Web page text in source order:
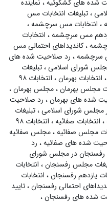
شده های کشکوئیه، نماینده
،تبلیغات انتخابات مس
، انتخابات مس سرچشمه،
مس سرچشمه، انتخابات
،کاندیداهای احتمالی مس
سرچشمه، رد صلاحیت شده های
شورای اسلامی،تبلیغات
، انتخابات بهرمان،
انتخابات ۹۸
مجلس بهرمان،مجلس بهرمان،
شده های بهرمان، رد صلاحیت
مجلس شورای اسلامی،تبلیغات
، انتخابات صفائیه،
انتخابات ۹۸
مجلس صفائیه،مجلس صفائیه
شده های صفائیه، رد
رفسنجان در مجلس شورای
مجلس رفسنجان، انتخابات
یازدهم رفسنجان، انتخابات
احتمالی رفسنجان،تایید
شده های رفسنجان،